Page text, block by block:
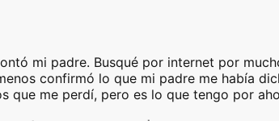
mi padre. Busqué por internet por
confirmó lo que mi padre me había
que me perdí, pero es lo que tengo por